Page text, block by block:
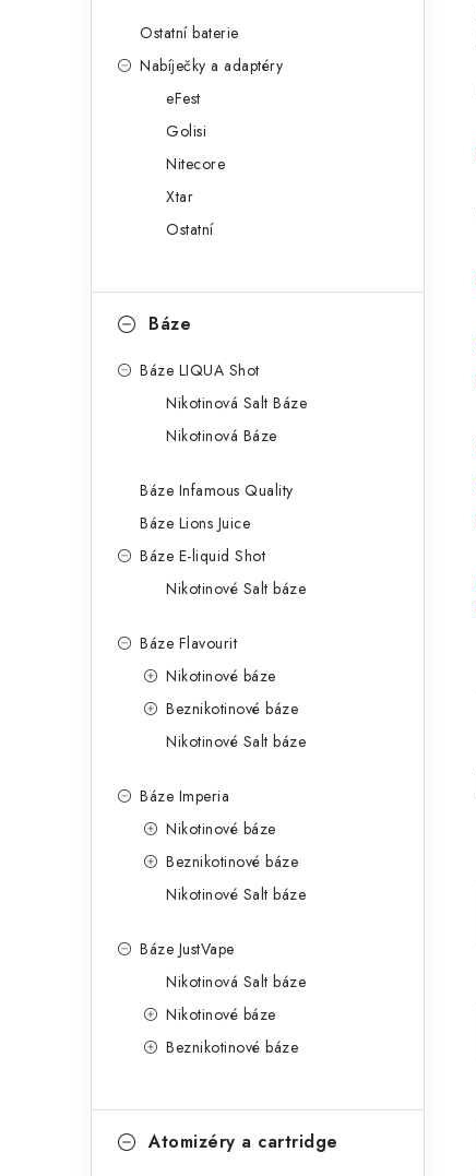
Ostatní baterie
Nabíječky a adaptéry
eFest
Golisi
Nitecore
Xtar
Ostatní
Báze
Báze LIQUA Shot
Nikotinová Salt Báze
Nikotinová Báze
Báze Infamous Quality
Báze Lions Juice
Báze E-liquid Shot
Nikotinové Salt báze
Báze Flavourit
Nikotinové báze
Beznikotinové báze
Nikotinové Salt báze
Báze Imperia
Nikotinové báze
Beznikotinové báze
Nikotinové Salt báze
Báze JustVape
Nikotinová Salt báze
Nikotinové báze
Beznikotinové báze
Atomizéry a cartridge